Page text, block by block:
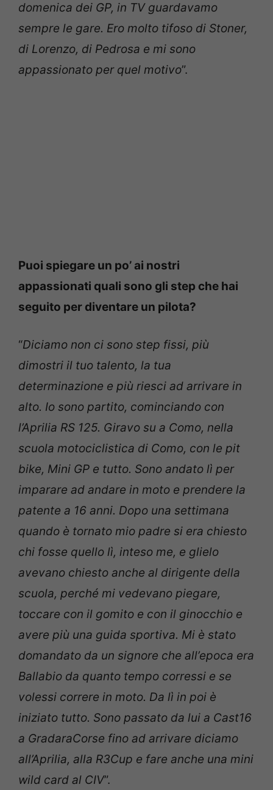
domenica dei GP, in TV guardavamo
sempre le gare. Ero molto tifoso di Stoner,
di Lorenzo, di Pedrosa e mi sono
appassionato per quel motivo”.
Puoi spiegare un po’ ai nostri
appassionati quali sono gli step che hai
seguito per diventare un pilota?
“Diciamo non ci sono step fissi, più
dimostri il tuo talento, la tua
determinazione e più riesci ad arrivare in
alto. Io sono partito, cominciando con
l’Aprilia RS 125. Giravo su a Como, nella
scuola motociclistica di Como, con le pit
bike, Mini GP e tutto. Sono andato lì per
imparare ad andare in moto e prendere la
patente a 16 anni. Dopo una settimana
quando è tornato mio padre si era chiesto
chi fosse quello lì, inteso me, e glielo
avevano chiesto anche al dirigente della
scuola, perché mi vedevano piegare,
toccare con il gomito e con il ginocchio e
avere più una guida sportiva. Mi è stato
domandato da un signore che all’epoca era
Ballabio da quanto tempo corressi e se
volessi correre in moto. Da lì in poi è
iniziato tutto. Sono passato da lui a Cast16
a GradaraCorse fino ad arrivare diciamo
all’Aprilia, alla R3Cup e fare anche una mini
wild card al CIV”.